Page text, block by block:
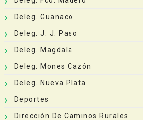
Deleg. Guanaco
Deleg. J. J. Paso
Deleg. Magdala
Deleg. Mones Cazón
Deleg. Nueva Plata
Deportes
Dirección De Caminos Rurales